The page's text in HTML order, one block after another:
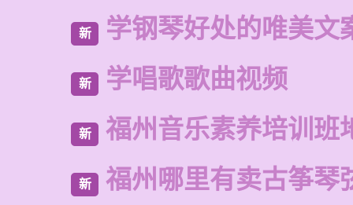
新 学钢琴好处的唯美文
新 学唱歌歌曲视频
新 福州音乐素养培训班
新 福州哪里有卖古筝琴